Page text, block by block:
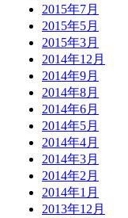
2015年7月
2015年5月
2015年3月
2014年12月
2014年9月
2014年8月
2014年6月
2014年5月
2014年4月
2014年3月
2014年2月
2014年1月
2013年12月